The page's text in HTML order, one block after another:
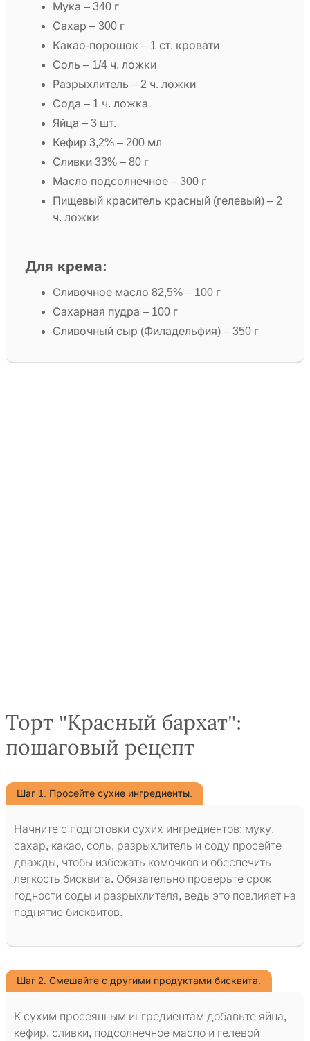
Мука – 340 г
Сахар – 300 г
Какао-порошок – 1 ст. кровати
Соль – 1/4 ч. ложки
Разрыхлитель – 2 ч. ложки
Сода – 1 ч. ложка
Яйца – 3 шт.
Кефир 3,2% – 200 мл
Сливки 33% – 80 г
Масло подсолнечное – 300 г
Пищевый краситель красный (гелевый) – 2
ч. ложки
Для крема:
Сливочное масло 82,5% – 100 г
Сахарная пудра – 100 г
Сливочный сыр (Филадельфия) – 350 г
Торт "Красный бархат":
пошаговый рецепт
Шаг 1. Просейте сухие ингредиенты.
Начните с подготовки сухих ингредиентов: муку,
сахар, какао, соль, разрыхлитель и соду просейте
дважды, чтобы избежать комочков и обеспечить
легкость бисквита. Обязательно проверьте срок
годности соды и разрыхлителя, ведь это повлияет на
поднятие бисквитов.
Шаг 2. Смешайте с другими продуктами бисквита.
К сухим просеянным ингредиентам добавьте яйца,
кефир, сливки, подсолнечное масло и гелевой